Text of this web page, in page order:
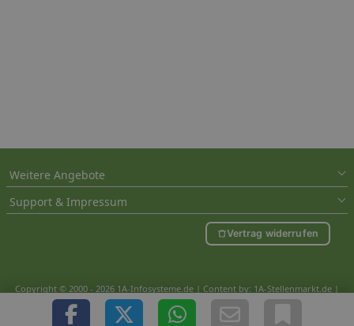
Weitere Angebote
Support & Impressum
Vertrag widerrufen
Copyright © 2000 - 2026 1A-Infosysteme.de | Content by: 1A-Stellenmarkt.de |
07.08.2026| CFo: nur_Artikel|SEO_anpassung ( 0.797)